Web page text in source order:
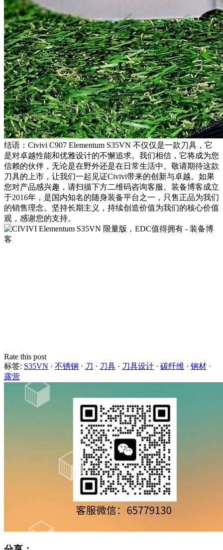
结语：Civivi C907 Elementum S35VN 不仅仅是一款刀具，它
是对卓越性能和优雅设计的不懈追求。我们相信，它将成为您
信赖的伙伴，无论是在野外还是在日常生活中。敬请期待这款
刀具的上市，让我们一起见证Civivi带来的创新与卓越。如果
您对产品感兴趣，请扫描下方二维码咨询客服。装备博客成立
于2016年，是国内知名的随身装备平台之一，只售正品为我们
的销售理念。坚持长期主义，持续创造价值为我们的核心价值
观，感谢您的支持。
Rate this post
标签: S35VN · 不锈钢 · 刀 · 刀具 · 刀具设计 · 碳纤维 · 钢材 ·
露营